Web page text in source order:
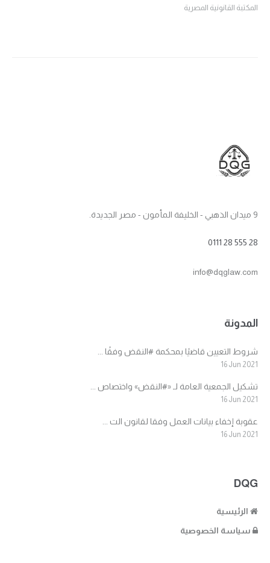
المكتبة القانونية المصرية
9 ميدان الذهبي - الخليفة المأمون - مصر الجديدة.
0111 28 555 28
info@dqglaw.com
المدونة
شروط التعيين قاضيًا بمحكمة #النقض وفقًا ...
16 Jun 2021
تشكيل الجمعية العامة لـ «#النقض» واختصاص ...
16 Jun 2021
عقوبة إخفاء بيانات العمل وفقا لقانون الت ...
16 Jun 2021
DQG
الرئيسية
سياسة الخصوصية